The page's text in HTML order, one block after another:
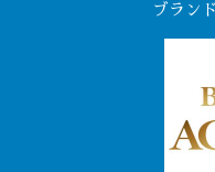
ブラン